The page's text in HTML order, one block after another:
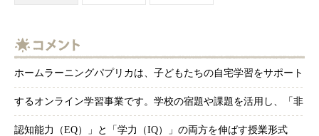
ホームラーニングパプリカは、子どもたちの自宅学習をサポート
するオンライン学習事業です。学校の宿題や課題を活用し、「非
認知能力（EQ）」と「学力（IQ）」の両方を伸ばす授業形式